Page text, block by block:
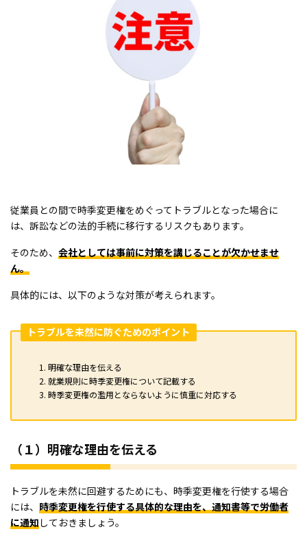
従業員との間で時季変更権をめぐってトラブルとなった場合に
は、訴訟などの法的手続に移行するリスクもあります。
そのため、 会社としては事前に対策を講じることが欠かせませ
ん。
具体的には、以下のような対策が考えられます。
トラブルを未然に防ぐためのポイント
明確な理由を伝える
就業規則に時季変更権について記載する
時季変更権の濫用とならないように慎重に対応する
（１）明確な理由を伝える
トラブルを未然に回避するためにも、時季変更権を行使する場合
には、 時季変更権を行使する具体的な理由を、通知書等で労働者
に通知しておきましょう。